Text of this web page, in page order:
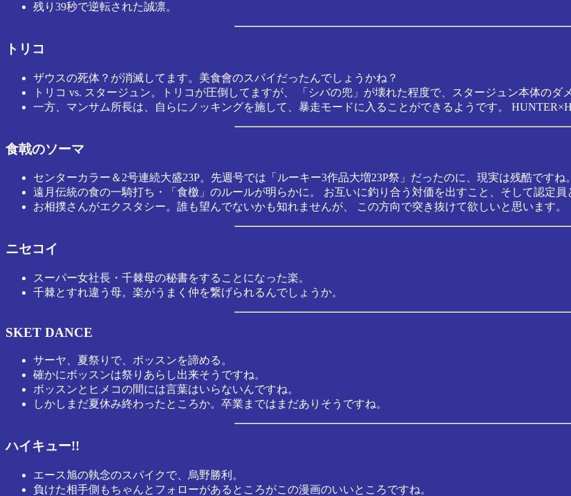
残り39秒で逆転された誠凛。
トリコ
ザウスの死体？が消滅してます。美食會のスパイだったんでしょうかね？
トリコ vs. スタージュン。トリコが圧倒してますが、 「シバの兜」が壊れた程度で、スタージュン本体のダ
一方、マンサム所長は、自らにノッキングを施して、暴走モードに入ることができるようです。
食戟のソーマ
センターカラー＆2号連続大盛23P。先週号では「ルーキー3作品大増23P祭」だったのに、現実は残酷ですね。
遠月伝統の食の一騎打ち・「食檄」のルールが明らかに。 お互いに釣り合う対価を出すこと、そして認定員
お相撲さんがエクスタシー。誰も望んでないかも知れませんが、 この方向で突き抜けて欲しいと思います。
ニセコイ
スーパー女社長・千棘母の秘書をすることになった楽。
千棘とすれ違う母。楽がうまく仲を繋げられるんでしょうか。
SKET DANCE
サーヤ、夏祭りで、ボッスンを諦める。
確かにボッスンは祭りあらし出来そうですね。
ボッスンとヒメコの間には言葉はいらないんですね。
しかしまだ夏休み終わったところか。卒業まではまだありそうですね。
ハイキュー!!
エース旭の執念のスパイクで、烏野勝利。
負けた相手側もちゃんとフォローがあるところがこの漫画のいいところですね。